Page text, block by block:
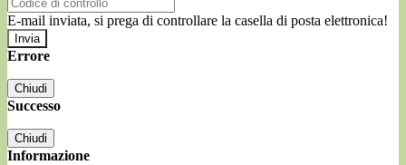
E-mail inviata, si prega di controllare la casella di posta elettronica!
Errore
Chiudi
Successo
Chiudi
Informazione